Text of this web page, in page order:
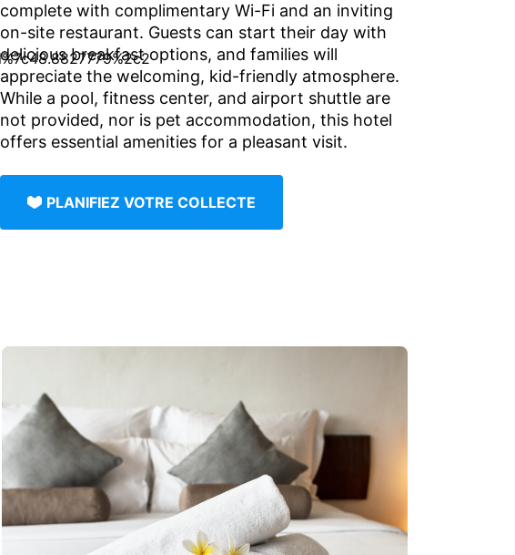
complete with complimentary Wi-Fi and an inviting
on-site restaurant. Guests can start their day with
delicious breakfast options, and families will
appreciate the welcoming, kid-friendly atmosphere.
While a pool, fitness center, and airport shuttle are
not provided, nor is pet accommodation, this hotel
offers essential amenities for a pleasant visit.
PLANIFIEZ VOTRE COLLECTE